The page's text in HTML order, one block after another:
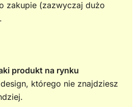
zakupie (zazwyczaj dużo
produkt na rynku
którego nie znajdziesz